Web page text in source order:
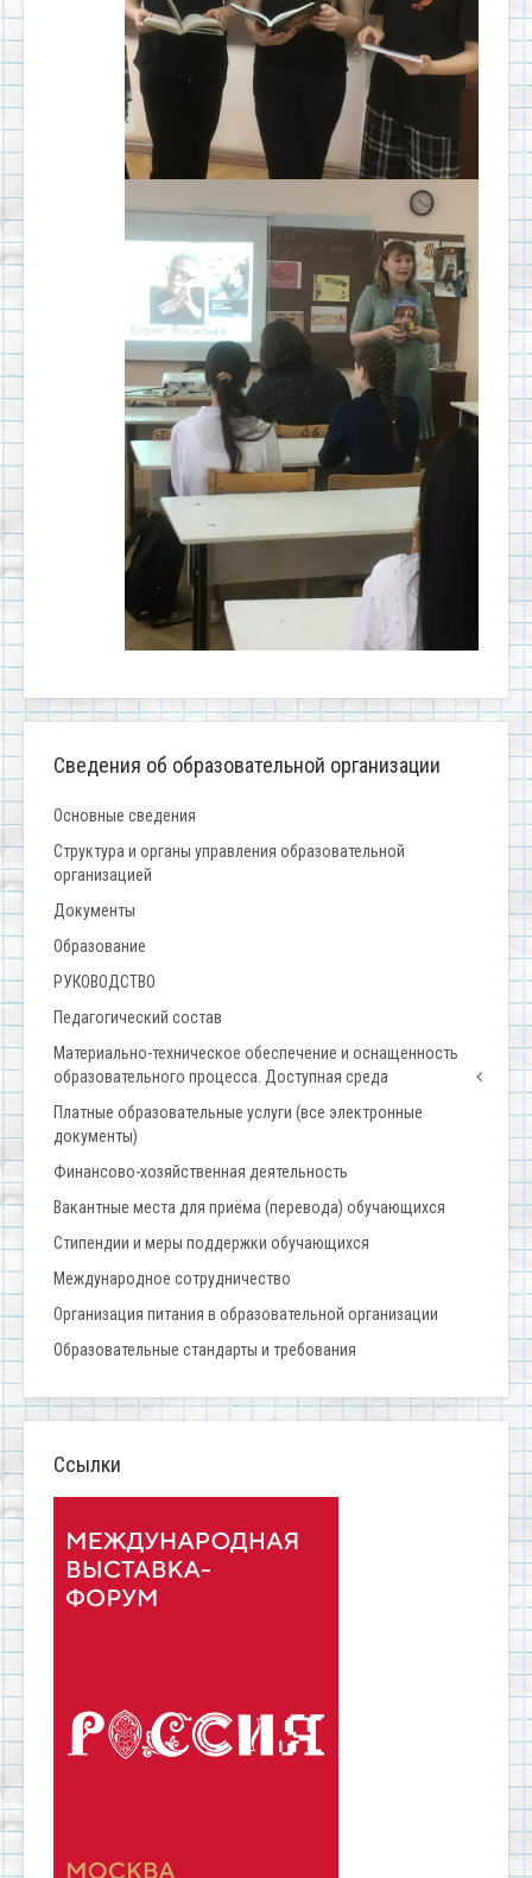
Сведения об образовательной организации
Основные сведения
Структура и органы управления образовательной
организацией
Документы
Образование
РУКОВОДСТВО
Педагогический состав
Материально-техническое обеспечение и оснащенность
образовательного процесса. Доступная среда
Платные образовательные услуги (все электронные
документы)
Финансово-хозяйственная деятельность
Вакантные места для приёма (перевода) обучающихся
Стипендии и меры поддержки обучающихся
Международное сотрудничество
Организация питания в образовательной организации
Образовательные стандарты и требования
Ссылки